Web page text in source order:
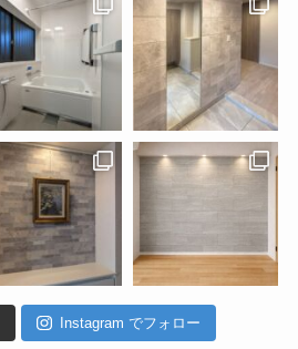
Instagram でフォロー